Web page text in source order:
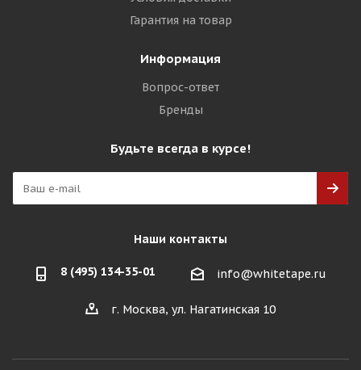
Гарантия на товар
Информация
Вопрос-ответ
Бренды
Будьте всегда в курсе!
Наши контакты
8 (495) 134-35-01 info@whitetape.ru
г. Москва, ул. Нагатинская 10